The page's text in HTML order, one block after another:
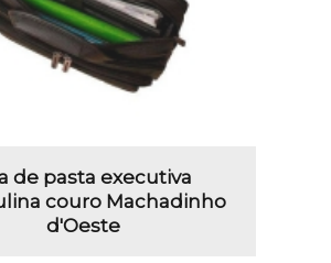
de pasta executiva
couro Machadinho
d'Oeste